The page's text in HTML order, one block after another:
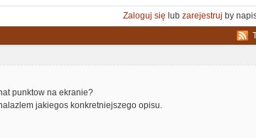
Zaloguj się lub zarejestruj by
punktow na ekranie?
jakiegos konkretniejszego opisu.